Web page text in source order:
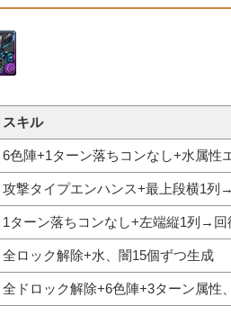
スキル
6色陣+1ターン落ちコンなし+水属性
攻撃タイプエンハンス+最上段横1列
1ターン落ちコンなし+左端縦1列→
全ロック解除+水、闇15個ずつ生成
全ドロック解除+6色陣+3ターン属性